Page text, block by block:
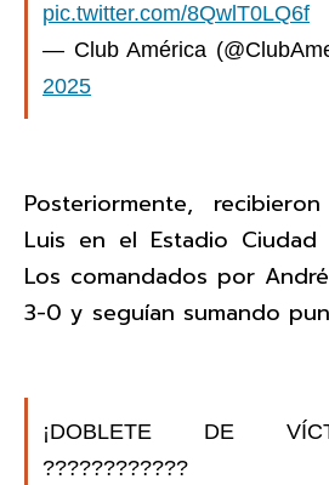
pic.twitter.com/8QwlT0LQ6f
— Club América
2025
Posteriormente,
Luis en el Estadio
Los comandados por
3-0 y seguían sumando
¡DOBLETE DE
????????????